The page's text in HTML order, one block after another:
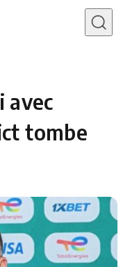
avec
tombe